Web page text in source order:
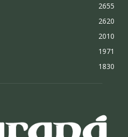
2655
2620
2010
1971
1830